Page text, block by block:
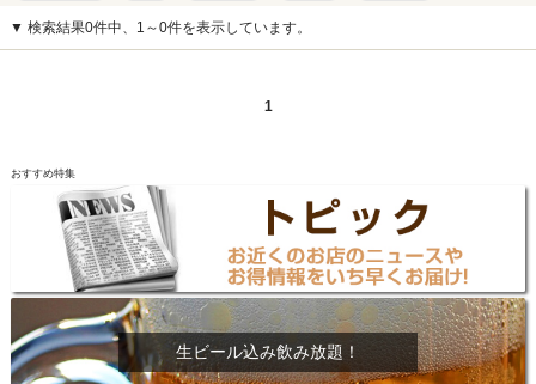
キッズルーム
安い デート
▼ 検索結果0件中、1～0件を表示しています。
1
おすすめ特集
生ビール込み飲み放題！